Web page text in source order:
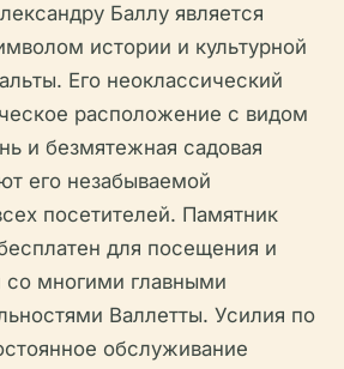
Баллу является
истории и культурной
Его неоклассический
расположение с видом
и безмятежная садовая
его незабываемой
посетителей. Памятник
для посещения и
со многими главными
Валлетты. Усилия по
обслуживание